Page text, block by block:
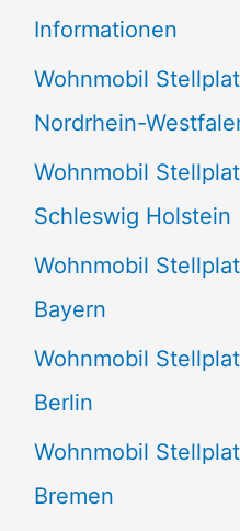
n
n
a
c
h
:
Informationen
Wohnmobil
Nordrhein-
Wohnmobil
Schleswig Holstein
Wohnmobil
Bayern
Wohnmobil
Berlin
Wohnmobil
Bremen